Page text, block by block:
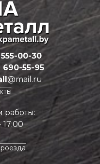
555-00-30
690-55-95
@mail.ru
работы:
17:00